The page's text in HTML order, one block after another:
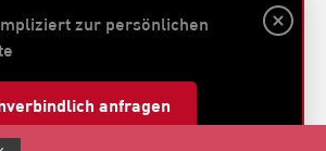
zur persönlichen
anfragen